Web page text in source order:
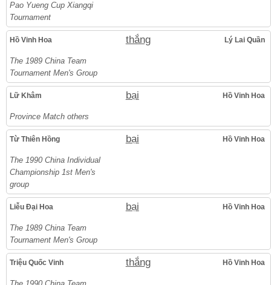
Pao Yueng Cup Xiangqi
Tournament
Hồ Vinh Hoa thắng Lý Lai Quần
The 1989 China Team
Tournament Men's Group
Lữ Khâm bại Hồ Vinh Hoa
Province Match others
Từ Thiên Hồng bại Hồ Vinh Hoa
The 1990 China Individual
Championship 1st Men's
group
Liễu Đại Hoa bại Hồ Vinh Hoa
The 1989 China Team
Tournament Men's Group
Triệu Quốc Vinh thắng Hồ Vinh Hoa